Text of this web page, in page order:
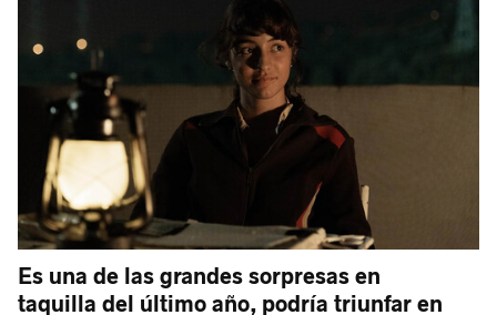
Es una de las grandes sorpresas en
taquilla del último año, podría triunfar en